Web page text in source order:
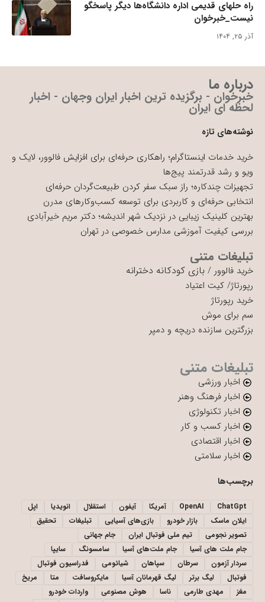
راه حلهای قدیمی اداره دانشگاه‌ها دیگر پاسخگو
نیست_خبرخوان
آذر ۲۵, ۱۴۰۴
درباره ما
خبرخوان - برگزیده ترین اخبار ایران وجهان - اخبار
لحظه ای ایران
نوشته‌های تازه
خرید خدمات اینستاگرام؛ راهکاری حرفه‌ای برای افزایش فالوور، لایک و
ویو و رشد قدرتمند پیج‌ها
تجهیزات چندکاره؛ راز سبک سفر کردن طبیعت‌گردان حرفه‌ای
انتخابی حرفه‌ای و کاربردی برای توسعه کسب‌وکارهای مدرن
بهترین کلینیک زیبایی در نزدیک شهر اندیشه؛ دکتر مریم خیرآبادی
بررسی کیفیت آموزشی مدارس خصوصی در تهران
تبلیغات متنی
خرید فالوور / بازی کودکانه دخترانه
رپورتاژ/ کیت اعتیاد
خرید رپورتاژ
سم برای موش
بزرگترین سازنده دریچه و دمپر
تبلیغات متنی
اخبار ورزشی
اخبار فرهنگ وهنر
اخبار تکنولوژی
اخبار کسب و کار
اخبار اقتصادی
اخبار سلامتی
برچسب‌ها
ChatGpt
OpenAI آمریکا آیفون استقلال انویدیا
اپل
ایلان ماسک
بازار خودرو بازی‌های آسیایی تبلیغات
تحقیق
تصویر نجومی
تیم ملی فوتبال ایران
جام جهانی
جام ملت های آسیا
جام ملت‌های آسیا سامسونگ
سایپا
سردار آزمون
سرطان سپاهان شیائومی
فدراسیون فوتبال
فوتبال
لیگ برتر لیگ قهرمانان آسیا مایکروسافت متا
مریخ
مغز
مهدی طارمی ناسا هوش مصنوعی
واردات خودرو